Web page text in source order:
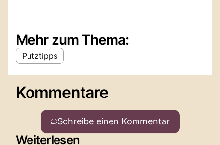
Mehr zum Thema:
Putztipps
Kommentare
Schreibe einen Kommentar
Weiterlesen